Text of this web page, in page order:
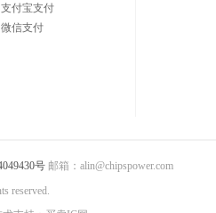
支付宝支付
微信支付
号 邮箱：alin@chipspower.com
reserved.